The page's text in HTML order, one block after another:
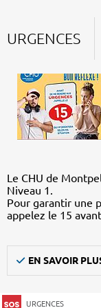
URGENCES
Le CHU de
Niveau 1.
Pour garantir une
appelez le 15
EN SAVOIR
URGENCES